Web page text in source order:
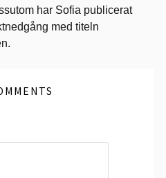
har Sofia publicerat
med titeln